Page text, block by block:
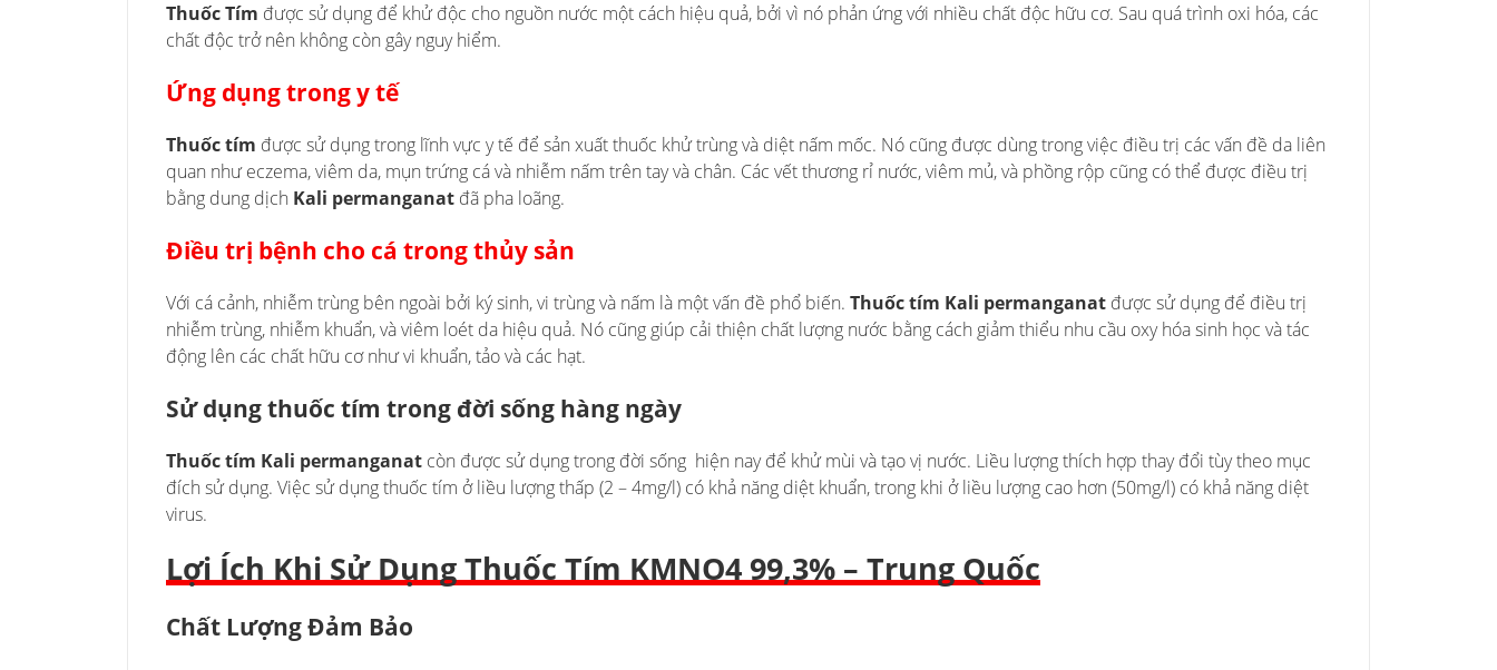
Thuốc Tím được sử dụng để khử độc cho nguồn nước một cách hiệu quả, bởi vì nó phản ứng với nhiều chất độc hữu cơ. Sau quá trình oxi hóa, các
chất độc trở nên không còn gây nguy hiểm.
Ứng dụng trong y tế
Thuốc tím được sử dụng trong lĩnh vực y tế để sản xuất thuốc khử trùng và diệt nấm mốc. Nó cũng được dùng trong việc điều trị các vấn đề da liên
quan như eczema, viêm da, mụn trứng cá và nhiễm nấm trên tay và chân. Các vết thương rỉ nước, viêm mủ, và phồng rộp cũng có thể được điều trị
bằng dung dịch Kali permanganat đã pha loãng.
Điều trị bệnh cho cá trong thủy sản
Với cá cảnh, nhiễm trùng bên ngoài bởi ký sinh, vi trùng và nấm là một vấn đề phổ biến. Thuốc tím Kali permanganat được sử dụng để điều trị
nhiễm trùng, nhiễm khuẩn, và viêm loét da hiệu quả. Nó cũng giúp cải thiện chất lượng nước bằng cách giảm thiểu nhu cầu oxy hóa sinh học và tác
động lên các chất hữu cơ như vi khuẩn, tảo và các hạt.
Sử dụng thuốc tím trong đời sống hàng ngày
Thuốc tím Kali permanganat còn được sử dụng trong đời sống hiện nay để khử mùi và tạo vị nước. Liều lượng thích hợp thay đổi tùy theo mục
đích sử dụng. Việc sử dụng thuốc tím ở liều lượng thấp (2 – 4mg/l) có khả năng diệt khuẩn, trong khi ở liều lượng cao hơn (50mg/l) có khả năng diệt
virus.
Lợi Ích Khi Sử Dụng Thuốc Tím KMNO4 99,3% – Trung Quốc
Chất Lượng Đảm Bảo